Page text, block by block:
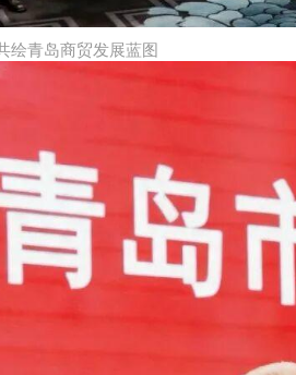
绘青岛商贸发展蓝图